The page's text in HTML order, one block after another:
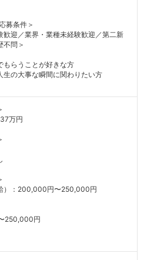
ーしました
フォローしませんか？
募条件＞
歓迎／業界・業種未経験歓迎／第二新
不問＞
もらうことが好きな方
生の大事な瞬間に関わりたい方
万円
）：200,000円〜250,000円
250,000円